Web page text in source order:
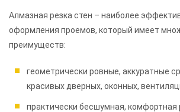
Алмазная резка стен – наиболее
оформления проемов, который имеет
преимуществ:
геометрически ровные, аккуратные
красивых дверных, оконных,
практически бесшумная, комфортная